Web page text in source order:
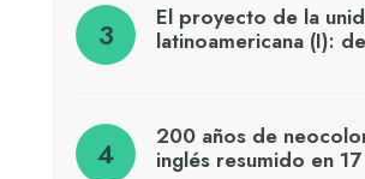
El proyecto de la
latinoamericana (I):
200 años de
inglés resumido en